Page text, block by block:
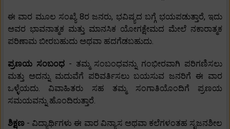
ಈ ವಾರ ಮೂಲ ಸಂಖ್ಯೆ 8ರ ಜನರು, ಭವಿಷ್ಯದ ಬಗ್ಗೆ ಭಯಪಡುತ್ತಾರೆ, ಇದು
ಅವರ ಭಾವನಾತ್ಮಕ ಮತ್ತು ಮಾನಸಿಕ ಯೋಗಕ್ಷೇಮದ ಮೇಲೆ ನಕಾರಾತ್ಮಕ
ಪರಿಣಾಮ ಬೀರಬಹುದು ಅಥವಾ ಹದಗೆಡಬಹುದು.
ಪ್ರಣಯ ಸಂಬಂಧ - ತಮ್ಮ ಸಂಬಂಧವನ್ನು ಗಂಭೀರವಾಗಿ ಪರಿಗಣಿಸಲು
ಮತ್ತು ಅದನ್ನು ಮದುವೆಗೆ ಪರಿವರ್ತಿಸಲು ಬಯಸುವ ಜನರಿಗೆ ಈ ವಾರ
ಒಳ್ಳೆಯದು. ವಿವಾಹಿತರು ಸಹ ತಮ್ಮ ಸಂಗಾತಿಯೊಂದಿಗೆ ಪ್ರಣಯ
ಸಮಯವನ್ನು ಹೊಂದಿರುತ್ತಾರೆ.
ಶಿಕ್ಷಣ - ವಿದ್ಯಾರ್ಥಿಗಳು ಈ ವಾರ ವಿನ್ಯಾಸ ಅಥವಾ ಕಲೆಗಳಂತಹ ಸೃಜನಶೀಲ